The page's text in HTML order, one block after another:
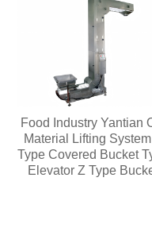
Food Industry Yantian
Material Lifting
Type Covered Bucket
Elevator Z Type